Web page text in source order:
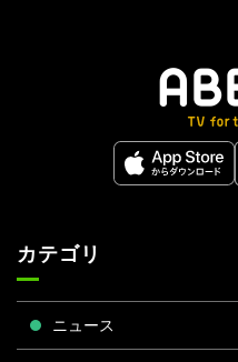
カテゴリ
ニュース